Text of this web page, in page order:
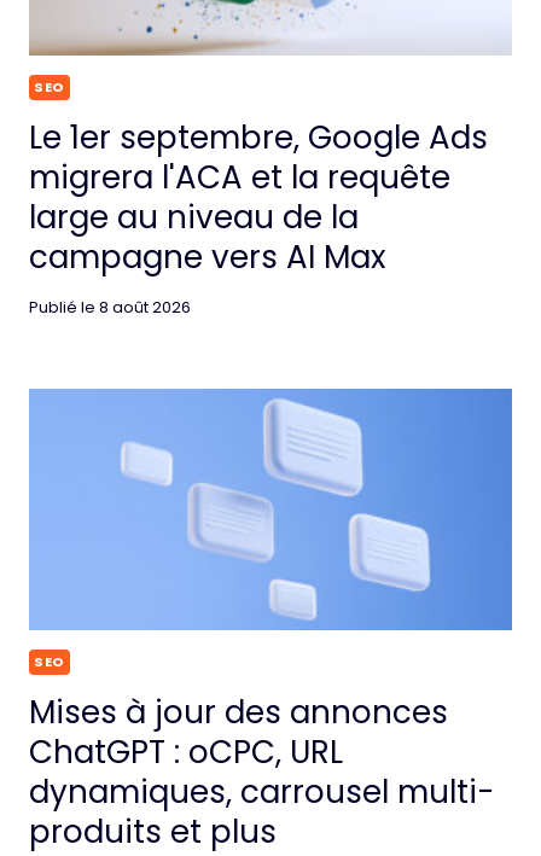
SEO
Le 1er septembre, Google Ads
migrera l'ACA et la requête
large au niveau de la
campagne vers AI Max
Publié le 8 août 2026
SEO
Mises à jour des annonces
ChatGPT : oCPC, URL
dynamiques, carrousel multi-
produits et plus